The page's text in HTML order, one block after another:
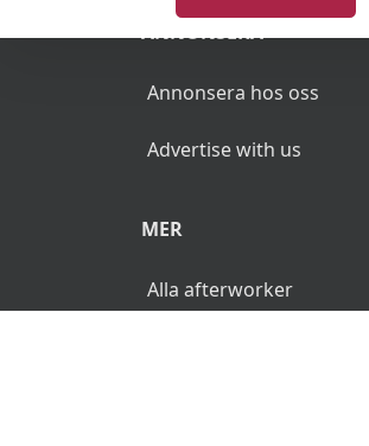
ANNONSERA
Annonsera hos oss
Advertise with us
MER
Alla afterworker